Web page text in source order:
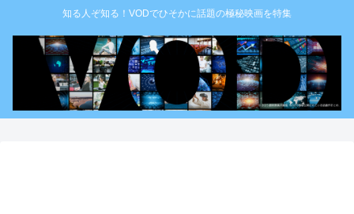
知る人ぞ知る！VODでひそかに話題の極秘映画を特集